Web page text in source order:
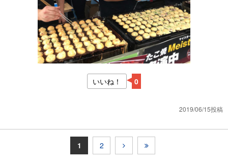
いいね！ 0
2019/06/15投稿
1 2